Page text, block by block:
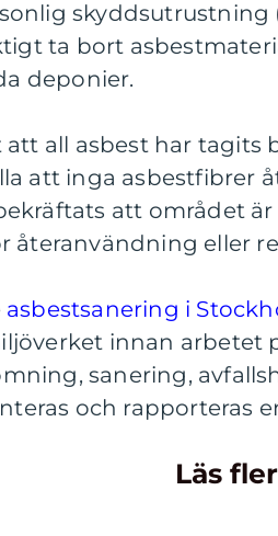
skyddsutrustning
ta bort
deponier.
att all asbest har
att inga asbestfibrer
att området
återanvändning eller
asbestsanering i
innan arbetet
sanering,
och rapporteras
Läs